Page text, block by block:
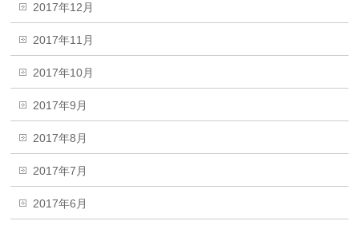
2017年12月
2017年11月
2017年10月
2017年9月
2017年8月
2017年7月
2017年6月